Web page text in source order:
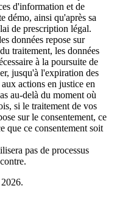
d'information et de
démo, ainsi qu'après sa
de prescription légal.
données repose sur
traitement, les données
à la poursuite de
jusqu'à l'expiration des
actions en justice en
au-delà du moment où
si le traitement de vos
sur le consentement, ce
que ce consentement soit
pas de processus